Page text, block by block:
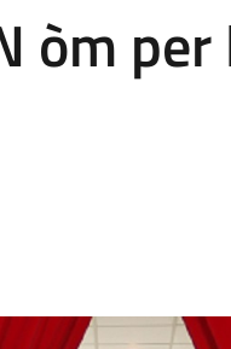
òm per